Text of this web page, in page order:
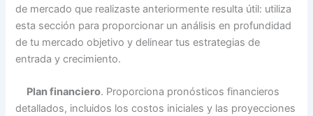
de mercado que realizaste anteriormente resulta útil: utiliza
esta sección para proporcionar un análisis en profundidad
de tu mercado objetivo y delinear tus estrategias de
entrada y crecimiento.
Plan financiero. Proporciona pronósticos financieros
detallados, incluidos los costos iniciales y las proyecciones